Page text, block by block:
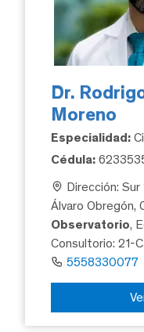
Dr.
Moreno
Especialidad:
Cédula:
Dirección: Sur
Álvaro Obregón,
Observatorio,
Consultorio: 21-C
5558330077